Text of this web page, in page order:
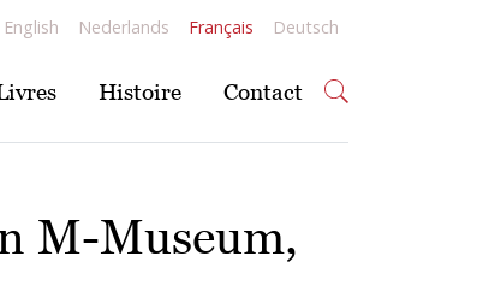
English Nederlands Français Deutsch
Histoire Contact
M-Museum,